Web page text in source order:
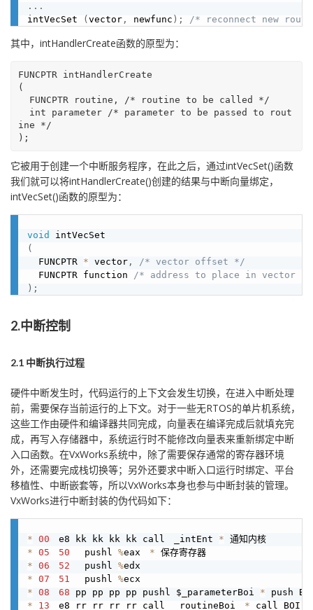
. . .
intVecSet
( vector , newfunc ) ; /* reconnect new
其中，intHandlerCreate函数的原型为：
FUNCPTR intHandlerCreate
(
ine */
它被用于创建一个中断服务程序，在此之后，通过intVecSet()函数
我们就可以将intHandlerCreate()创建的结果与中断向量绑定，
intVecSet()函数的原型为：
void
(
  FUNCPTR
* vector ,
/* vector offset */
  FUNCPTR function
/* address to place in vector */
) ;
2.中断控制
2.1 中断执行过程
硬件中断发生时，代码运行的上下文会发生切换，在进入中断处理
前，需要保存当前运行的上下文。对于一些无RTOS的单片机系统，
这些工作由硬件和编译器共同完成，向量表在编译完成后就填充完
成，再写入存储器中，系统运行时不能修改向量表来重新绑定中断
入口函数。在VxWorks系统中，除了需要保存通常的寄存器环境
外，还需要完成栈切换等；另外还要求中断入口运行时绑定、平台
移植性、中断嵌套等，所以VxWorks本身也参与中断封装的管理。
VxWorks进行中断封装的伪代码如下：
* 00 e8 kk kk kk kk call　_intEnt *
* 05 50 pushl %eax *
* 06 52 pushl %
* 07 51 pushl %
* 08 68 pp pp pp pp pushl $_parameterBoi *
*
13 e8 rr rr rr rr call　_routineBoi *